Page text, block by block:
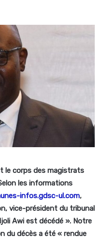
le corps des magistrats
les informations
infos.gdsc-ul.com,
vice-président du tribunal
Awi est décédé ». Notre
du décès a été « rendue